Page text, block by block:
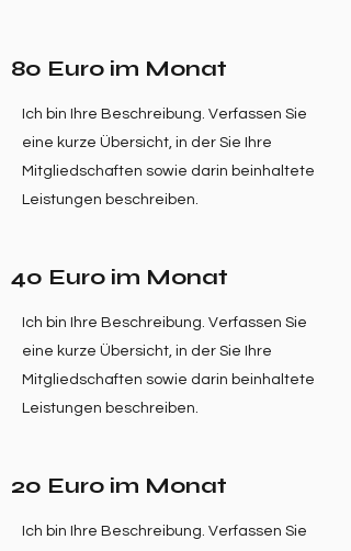
80 Euro im Monat
Ich bin Ihre Beschreibung. Verfassen Sie
eine kurze Übersicht, in der Sie Ihre
Mitgliedschaften sowie darin beinhaltete
Leistungen beschreiben.
40 Euro im Monat
Ich bin Ihre Beschreibung. Verfassen Sie
eine kurze Übersicht, in der Sie Ihre
Mitgliedschaften sowie darin beinhaltete
Leistungen beschreiben.
20 Euro im Monat
Ich bin Ihre Beschreibung. Verfassen Sie